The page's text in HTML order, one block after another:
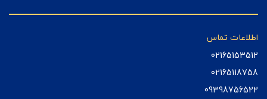
اطلاعات تماس
02165153512
02165118758
09398756522